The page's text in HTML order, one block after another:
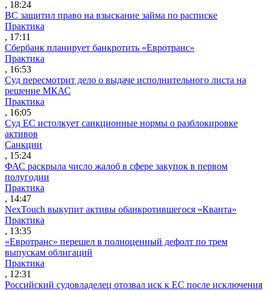
, 18:24
ВС защитил право на взыскание займа по расписке
Практика
, 17:11
Сбербанк планирует банкротить «Евротранс»
Практика
, 16:53
Суд пересмотрит дело о выдаче исполнительного листа на
решение МКАС
Практика
, 16:05
Суд ЕС истолкует санкционные нормы о разблокировке
активов
Санкции
, 15:24
ФАС раскрыла число жалоб в сфере закупок в первом
полугодии
Практика
, 14:47
NexTouch выкупит активы обанкротившегося «Кванта»
Практика
, 13:35
«Евротранс» перешел в полноценный дефолт по трем
выпускам облигаций
Практика
, 12:31
Российский судовладелец отозвал иск к ЕС после исключения